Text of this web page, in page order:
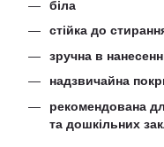
біла
стійка до
зручна в
надзвичайна
рекомендована
та дошкільних